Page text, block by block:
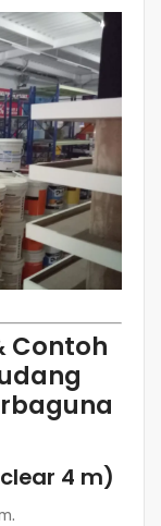
Contoh
4 m)